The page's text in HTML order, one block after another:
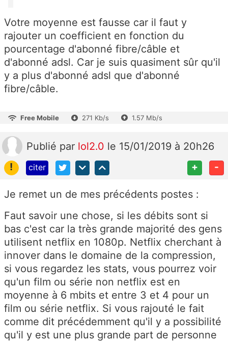
Votre moyenne est fausse car il faut y
rajouter un coefficient en fonction du
pourcentage d'abonné fibre/câble et
d'abonné adsl. Car je suis quasiment sûr qu'il
y a plus d'abonné adsl que d'abonné
fibre/câble.
Free Mobile 271 Kb/s 1.57 Mb/s
Publié par lol2.0 le 15/01/2019 à 20h26
!
citer + -
Je remet un de mes précédents postes :
Faut savoir une chose, si les débits sont si
bas c'est car la très grande majorité des gens
utilisent netflix en 1080p. Netflix cherchant à
innover dans le domaine de la compression,
si vous regardez les stats, vous pourrez voir
qu'un film ou série non netflix est en
moyenne à 6 mbits et entre 3 et 4 pour un
film ou série netflix. Si vous rajouté le fait
comme dit précédemment qu'il y a possibilité
qu'il y est une plus grande part de personne